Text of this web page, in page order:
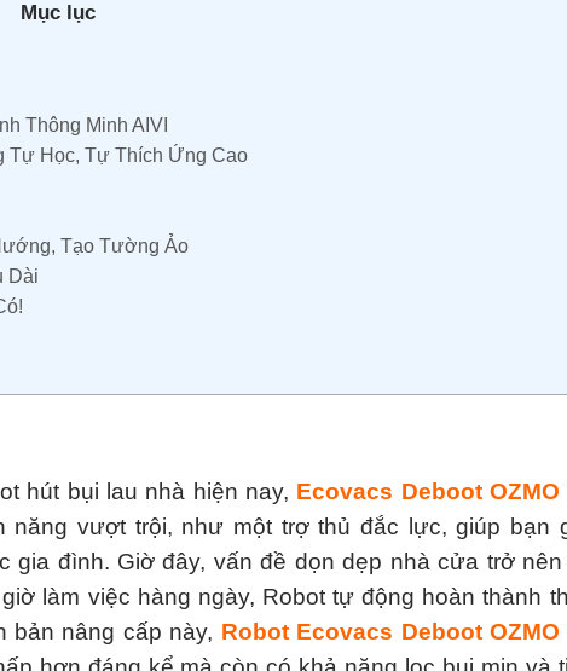
Mục lục
Thông Minh AIVI
Tự Học, Tự Thích Ứng Cao
Tạo Tường Ảo
Dài
hút bụi lau nhà hiện nay, Ecovacs Deboot OZMO
vượt trội, như một trợ thủ đắc lực, giúp bạn
gia đình. Giờ đây, vấn đề dọn dẹp nhà cửa trở nên
làm việc hàng ngày, Robot tự động hoàn thành
bản nâng cấp này, Robot Ecovacs Deboot OZMO